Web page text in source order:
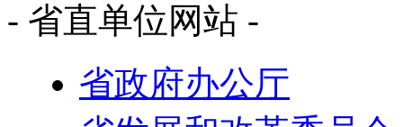
- 省直单位网站 -
省政府办公厅